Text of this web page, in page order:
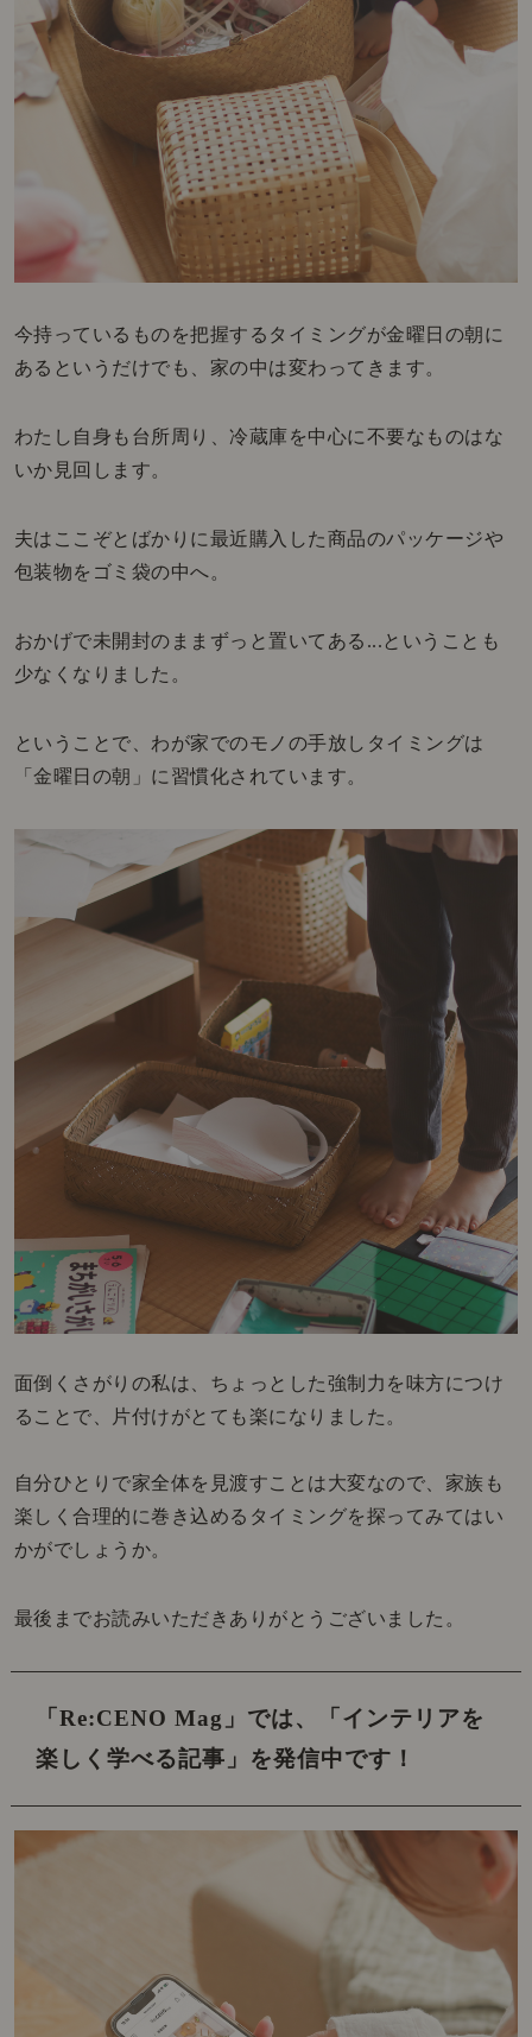
今持っているものを把握するタイミングが金曜日の朝に
あるというだけでも、家の中は変わってきます。
わたし自身も台所周り、冷蔵庫を中心に不要なものはな
いか見回します。
夫はここぞとばかりに最近購入した商品のパッケージや
包装物をゴミ袋の中へ。
おかげで未開封のままずっと置いてある...ということも
少なくなりました。
ということで、わが家でのモノの手放しタイミングは
「金曜日の朝」に習慣化されています。
面倒くさがりの私は、ちょっとした強制力を味方につけ
ることで、片付けがとても楽になりました。
自分ひとりで家全体を見渡すことは大変なので、家族も
楽しく合理的に巻き込めるタイミングを探ってみてはい
かがでしょうか。
最後までお読みいただきありがとうございました。
「Re:CENO Mag」では、
「インテリアを
楽しく学べる記事」を発信中です！